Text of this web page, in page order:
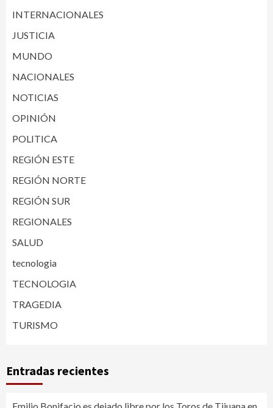
INTERNACIONALES
JUSTICIA
MUNDO
NACIONALES
NOTICIAS
OPINIÓN
POLITICA
REGIÓN ESTE
REGIÓN NORTE
REGIÓN SUR
REGIONALES
SALUD
tecnologia
TECNOLOGIA
TRAGEDIA
TURISMO
Entradas recientes